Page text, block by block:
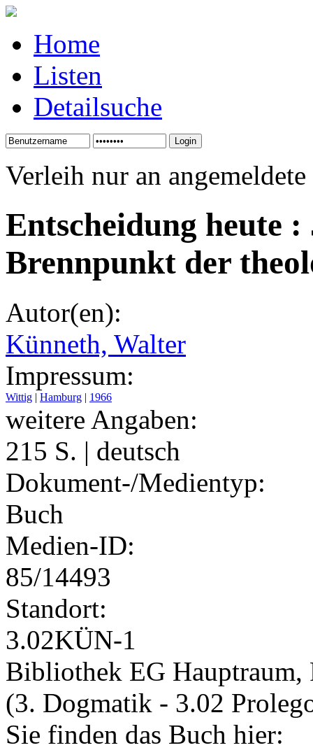
Home
Listen
Detailsuche
Verleih nur an
Entscheidung heute
Brennpunkt der
Autor(en):
Künneth, Walter
Impressum:
Wittig | Hamburg | 1966
weitere Angaben:
215 S. | deutsch
Dokument-/Medientyp:
Buch
Medien-ID:
85/14493
Standort:
3.02KÜN-1
Bibliothek EG Hauptraum,
(3. Dogmatik - 3.02
Sie finden das Buch hier: